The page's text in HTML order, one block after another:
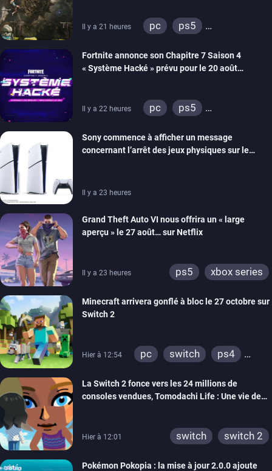
Il y a 21 heures pc
ps5
Fortnite annonce son Chapitre 7 Saison 4
« Système Hacké » prévu pour le 20 août
Il y a 22 heures pc
ps5
ios
android
xbox one
switch 2
Sony commence à afficher un message
concernant l’arrêt des jeux physiques sur le
Il y a 23 heures
Grand Theft Auto VI nous offrira un « large
aperçu » le 27 août… sur Netflix
Il y a 23 heures ps5 xbox series
Minecraft arrivera gonflé à bloc le 27 octobre sur
Switch 2
Hier à 12:54 pc switch
ps4
wiiu
3ds
ps3
xbox 360
switch 2
La Switch 2 fonce vers les 24 millions de
consoles vendues, Tomodachi Life : Une vie de
Hier à 12:01 switch switch 2
Pokémon Pokopia : la mise à jour 2.0.0 ajoute